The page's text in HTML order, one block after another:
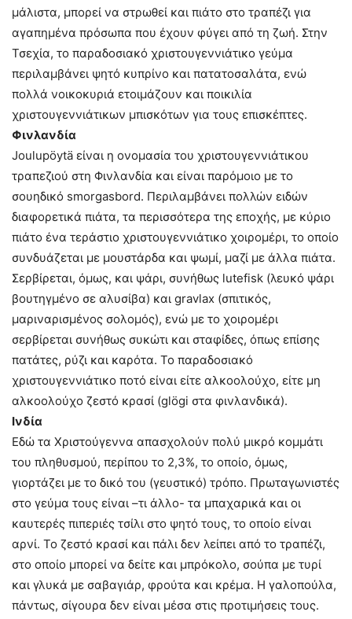
μάλιστα, μπορεί να στρωθεί και πιάτο στο τραπέζι για
αγαπημένα πρόσωπα που έχουν φύγει από τη ζωή. Στην
Τσεχία, το παραδοσιακό χριστουγεννιάτικο γεύμα
περιλαμβάνει ψητό κυπρίνο και πατατοσαλάτα, ενώ
πολλά νοικοκυριά ετοιμάζουν και ποικιλία
χριστουγεννιάτικων μπισκότων για τους επισκέπτες.
Φινλανδία
Joulupöytä είναι η ονομασία του χριστουγεννιάτικου
τραπεζιού στη Φινλανδία και είναι παρόμοιο με το
σουηδικό smorgasbord. Περιλαμβάνει πολλών ειδών
διαφορετικά πιάτα, τα περισσότερα της εποχής, με κύριο
πιάτο ένα τεράστιο χριστουγεννιάτικο χοιρομέρι, το οποίο
συνδυάζεται με μουστάρδα και ψωμί, μαζί με άλλα πιάτα.
Σερβίρεται, όμως, και ψάρι, συνήθως lutefisk (λευκό ψάρι
βουτηγμένο σε αλυσίβα) και gravlax (σπιτικός,
μαριναρισμένος σολομός), ενώ με το χοιρομέρι
σερβίρεται συνήθως συκώτι και σταφίδες, όπως επίσης
πατάτες, ρύζι και καρότα. Το παραδοσιακό
χριστουγεννιάτικο ποτό είναι είτε αλκοολούχο, είτε μη
αλκοολούχο ζεστό κρασί (glögi στα φινλανδικά).
Ινδία
Εδώ τα Χριστούγεννα απασχολούν πολύ μικρό κομμάτι
του πληθυσμού, περίπου το 2,3%, το οποίο, όμως,
γιορτάζει με το δικό του (γευστικό) τρόπο. Πρωταγωνιστές
στο γεύμα τους είναι –τι άλλο- τα μπαχαρικά και οι
καυτερές πιπεριές τσίλι στο ψητό τους, το οποίο είναι
αρνί. Το ζεστό κρασί και πάλι δεν λείπει από το τραπέζι,
στο οποίο μπορεί να δείτε και μπρόκολο, σούπα με τυρί
και γλυκά με σαβαγιάρ, φρούτα και κρέμα. Η γαλοπούλα,
πάντως, σίγουρα δεν είναι μέσα στις προτιμήσεις τους.